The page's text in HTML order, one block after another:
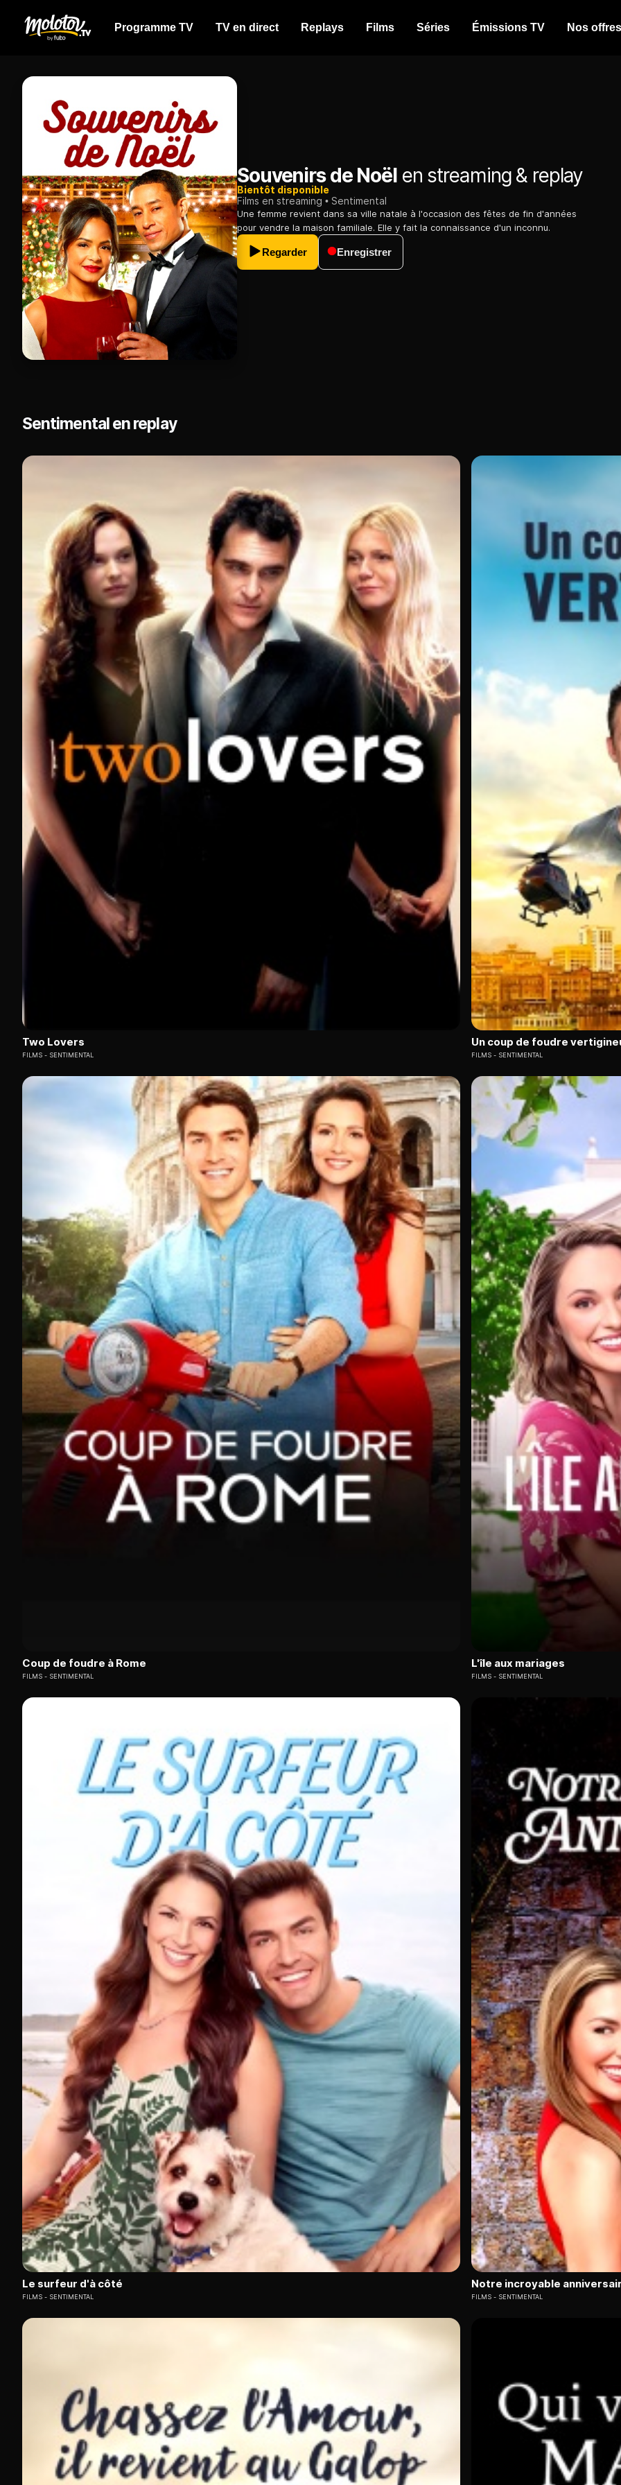
Programme TV TV en direct Replays Films Séries Émissions TV Nos offres
Souvenirs de Noëlen streaming & replay
Bientôt disponible
Films en streaming
Sentimental
Une femme revient dans sa ville natale à l'occasion des fêtes de fin d'années
pour vendre la maison familiale. Elle y fait la connaissance d'un inconnu.
Regarder Enregistrer
Sentimental en replay
Two Lovers
FILMS SENTIMENTAL
Un coup de foudre
FILMS SENTIMENTAL
Coup de foudre à Rome
FILMS SENTIMENTAL
L'île aux mariages
FILMS SENTIMENTAL
Le surfeur d'à côté
FILMS SENTIMENTAL
Notre incroyable
FILMS SENTIMENTAL